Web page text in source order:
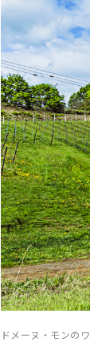
ドメーヌ・モンの